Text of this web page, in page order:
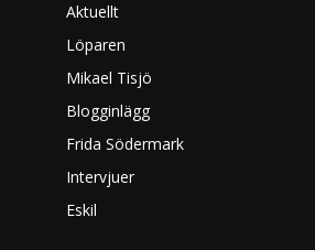
Aktuellt
Löparen
Mikael Tisjö
Blogginlägg
Frida Södermark
Intervjuer
Eskil